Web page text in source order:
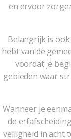
en ervoor
Belangrijk is
hebt van de
voordat je
gebieden waar
Wanneer je
de
veiligheid in acht